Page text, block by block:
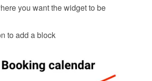
you want the widget to be
to add a block